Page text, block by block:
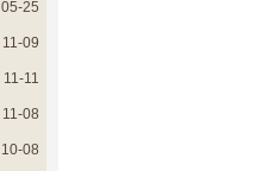
05-25
11-09
11-11
11-08
10-08